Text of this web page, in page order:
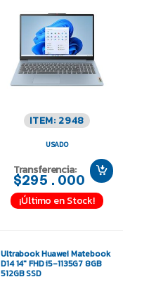
ITEM: 2948
USADO
Transferencia:
$295.000
¡Último en Stock!
Ultrabook Huawei Matebook
D14 14″ FHD i5-1135G7 8GB
512GB SSD